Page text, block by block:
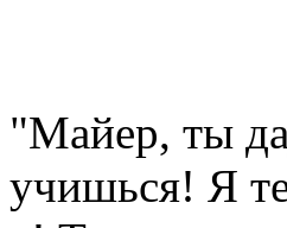
"Майер, ты
учишься! Я